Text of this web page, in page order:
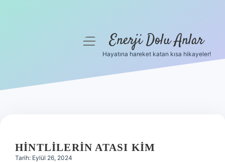
Hakkımızda
menüyüEnerji Dolu Anlar
Hayatına hareket katan kısa hikayeler!
HINTLILERIN ATASI KIM
Tarih: Eylül 26, 2024